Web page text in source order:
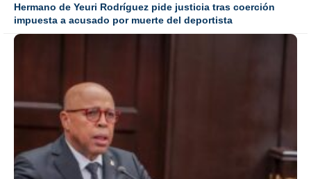
Hermano de Yeuri Rodríguez pide justicia tras coerción
impuesta a acusado por muerte del deportista